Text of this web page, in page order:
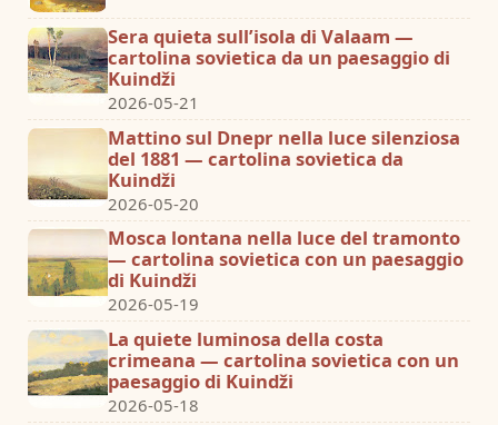
Sera quieta sull’isola di Valaam —
cartolina sovietica da un paesaggio di
Kuindži
2026-05-21
Mattino sul Dnepr nella luce silenziosa
del 1881 — cartolina sovietica da
Kuindži
2026-05-20
Mosca lontana nella luce del tramonto
— cartolina sovietica con un paesaggio
di Kuindži
2026-05-19
La quiete luminosa della costa
crimeana — cartolina sovietica con un
paesaggio di Kuindži
2026-05-18